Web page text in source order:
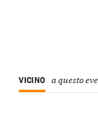
VICINO a questo